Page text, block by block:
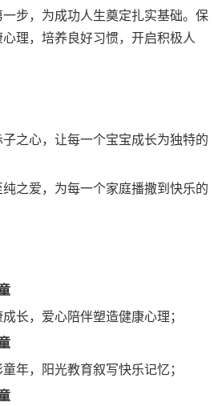
，为成功人生奠定扎实基础。保
理，培养良好习惯，开启积极人
心，让每一个宝宝成长为独特的
爱，为每一个家庭播撒到快乐的
，爱心陪伴塑造健康心理；
，阳光教育叙写快乐记忆；